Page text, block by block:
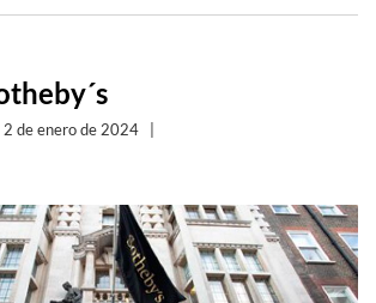
2 de enero de 2024